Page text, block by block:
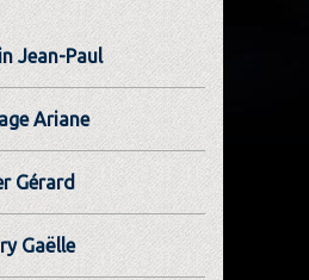
Jean-Paul
Ariane
Gérard
Gaëlle